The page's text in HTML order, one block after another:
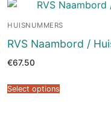
HUISNUMMERS
RVS Naambord /
€67.50
Select options